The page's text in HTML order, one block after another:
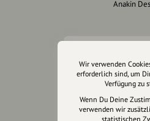
Anakin
hey.bayern ist
uns für unsere
Wir verwenden
erforderlich sind, um
Verfügung zu
Wenn Du Deine
verwenden wir
statistischen